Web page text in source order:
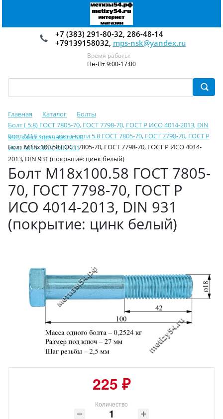
+7 (383) 291-80-32, 286-48-14
+79139158032, mps-nsk@yandex.ru
Время работы:
Пн-Пт 9:00-17:00
Главная Каталог
Болты
Болт ( 5.8) ГОСТ 7805-70, ГОСТ 7798-70, ГОСТ Р ИСО 4014-2013, DIN
931, класс прочности 5.8
Болт М18 класс прочности 5.8 ГОСТ 7805-70, ГОСТ 7798-70, ГОСТ Р
ИСО 4014-2013, DIN 931
Болт М18х100.58 ГОСТ 7805-70, ГОСТ 7798-70, ГОСТ Р ИСО 4014-
2013, DIN 931 (покрытие: цинк белый)
Болт М18х100.58 ГОСТ 7805-
70, ГОСТ 7798-70, ГОСТ Р
ИСО 4014-2013, DIN 931
(покрытие: цинк белый)
225 ₽
Количество